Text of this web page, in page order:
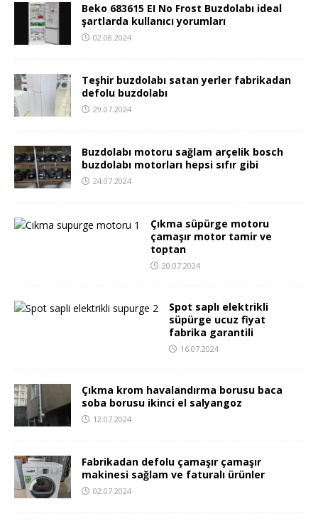
Beko 683615 EI No Frost Buzdolabı ideal
şartlarda kullanıcı yorumları
02.08.2024
Teşhir buzdolabı satan yerler fabrikadan
defolu buzdolabı
29.07.2024
Buzdolabı motoru sağlam arçelik bosch
buzdolabı motorları hepsi sıfır gibi
24.07.2024
Çıkma süpürge motoru
çamaşır motor tamir ve
toptan
20.07.2024
Spot saplı elektrikli
süpürge ucuz fiyat
fabrika garantili
16.07.2024
Çıkma krom havalandırma borusu baca
soba borusu ikinci el salyangoz
12.07.2024
Fabrikadan defolu çamaşır çamaşır
makinesi sağlam ve faturalı ürünler
02.07.2024